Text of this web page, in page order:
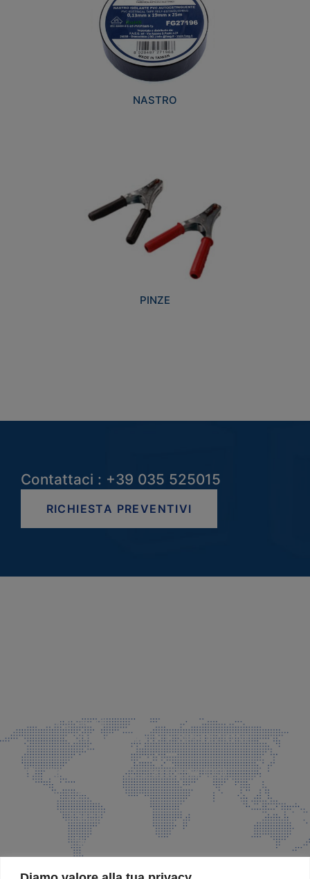
NASTRO
PINZE
Contattaci : +39 035 525015
RICHIESTA PREVENTIVI
info@faeg.it
COMMERCIALE E SPEDIZIONI
Via Padre Elzi, 32 Grassobbio (BG)
035 525015
035 335037
info@faeg.it
SITE MAP